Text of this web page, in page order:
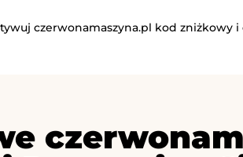
czerwonamaszyna.pl kod zniżkowy i